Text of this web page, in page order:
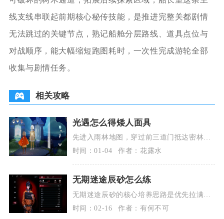
线支线串联起前期核心秘传技能，是推进完整关都剧情
无法跳过的关键节点，熟记船舱分层路线、道具点位与
对战顺序，能大幅缩短跑图耗时，一次性完成游轮全部
收集与剧情任务。
相关攻略
光遇怎么得矮人面具
先进入雨林地图，穿过前三道门抵达密林遗
迹区域，找到石桥右下方被黑暗植物遮挡的
螃蟹洞。洞口常
时间：01-04 作者：花露水
无期迷途辰砂怎么练
无期迷途辰砂的核心培养思路是优先拉满生
命值与必杀技能，搭配生命/充能类烙印，解
锁关键枷锁后
时间：02-16 作者：有何不可